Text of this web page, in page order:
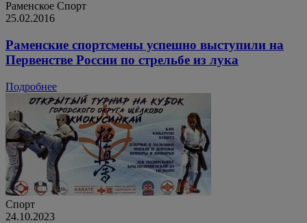
Раменское Спорт
25.02.2016
Раменские спортсмены успешно выступили на
Первенстве России по стрельбе из лука
Подробнее
Спорт
24.10.2023